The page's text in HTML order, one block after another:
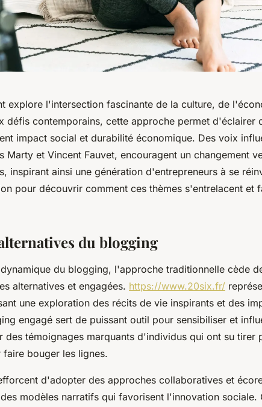
explore l'intersection fascinante de la culture, de
défis contemporains, cette approche permet d'éclairer
impact social et durabilité économique. Des voix
Marty et Vincent Fauvet, encouragent un changement
inspirant ainsi une génération d'entrepreneurs à se
pour découvrir comment ces thèmes s'entrelacent et
du blogging
du blogging, l'approche traditionnelle cède
alternatives et engagées. https://www.20six.fr/
une exploration des récits de vie inspirants et des
engagé sert de puissant outil pour sensibiliser et
des témoignages marquants d'individus qui ont su tirer
bouger les lignes.
d'adopter des approches collaboratives et
modèles narratifs qui favorisent l'innovation sociale.